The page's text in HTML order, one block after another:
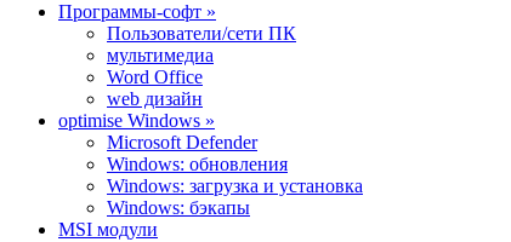
Программы-софт »
Пользователи/сети ПК
мультимедиа
Word Office
web дизайн
optimise Windows »
Microsoft Defender
Windows: обновления
Windows: загрузка и установка
Windows: бэкапы
MSI модули